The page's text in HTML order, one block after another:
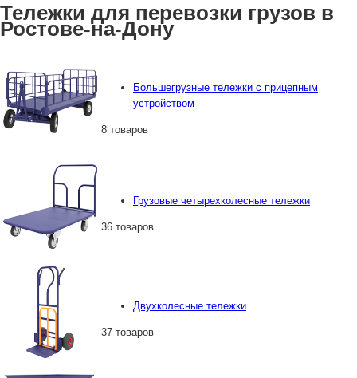
Тележки для перевозки грузов в
Ростове-на-Дону
Большегрузные тележки с прицепным
устройством
8 товаров
Грузовые четырехколесные тележки
36 товаров
Двухколесные тележки
37 товаров